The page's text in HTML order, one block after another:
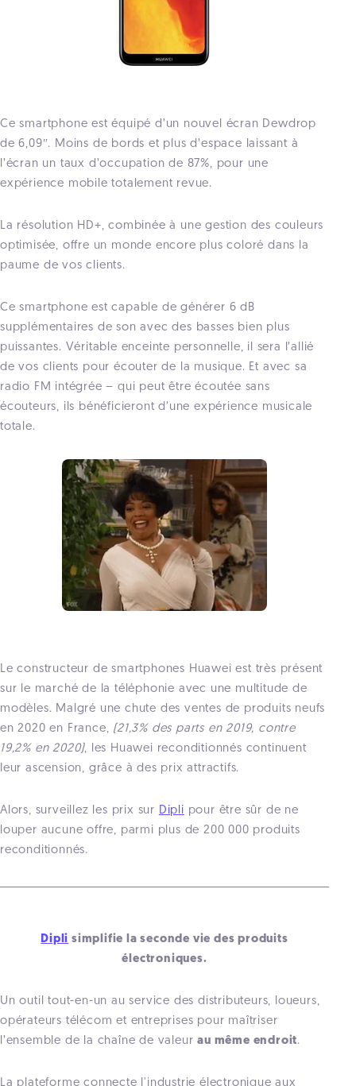
Ce smartphone est équipé d’un nouvel écran Dewdrop
de 6,09″. Moins de bords et plus d’espace laissant à
l’écran un taux d’occupation de 87%, pour une
expérience mobile totalement revue.
La résolution HD+, combinée à une gestion des couleurs
optimisée, offre un monde encore plus coloré dans la
paume de vos clients.
Ce smartphone est capable de générer 6 dB
supplémentaires de son avec des basses bien plus
puissantes. Véritable enceinte personnelle, il sera l’allié
de vos clients pour écouter de la musique. Et avec sa
radio FM intégrée – qui peut être écoutée sans
écouteurs, ils bénéficieront d’une expérience musicale
totale.
Le constructeur de smartphones Huawei est très présent
sur le marché de la téléphonie avec une multitude de
modèles. Malgré une chute des ventes de produits neufs
en 2020 en France, (21,3% des parts en 2019, contre
19,2% en 2020), les Huawei reconditionnés continuent
leur ascension, grâce à des prix attractifs.
Alors, surveillez les prix sur Dipli pour être sûr de ne
louper aucune offre, parmi plus de 200 000 produits
reconditionnés.
Dipli simplifie la seconde vie des produits
électroniques.
Un outil tout-en-un au service des distributeurs, loueurs,
opérateurs télécom et entreprises pour maîtriser
l’ensemble de la chaîne de valeur au même endroit.
La plateforme connecte l'industrie électronique aux